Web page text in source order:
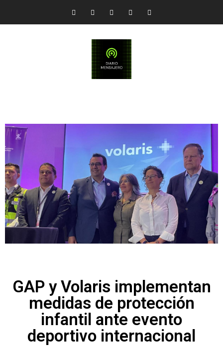
GAP y Volaris implementan
medidas de protección
infantil ante evento
deportivo internacional